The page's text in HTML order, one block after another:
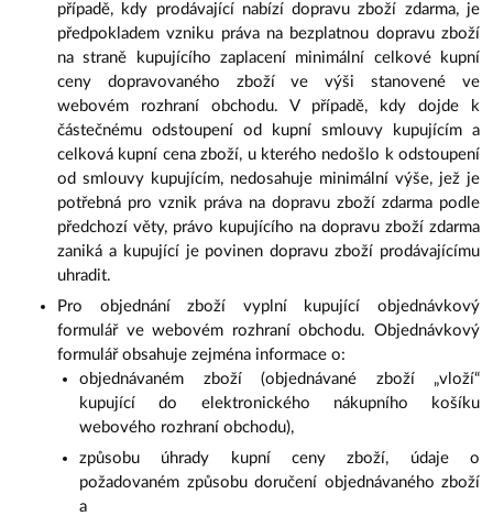
případě, kdy prodávající nabízí dopravu zboží zdarma, je
předpokladem vzniku práva na bezplatnou dopravu zboží
na straně kupujícího zaplacení minimální celkové kupní
ceny dopravovaného zboží ve výši stanovené ve
webovém rozhraní obchodu. V případě, kdy dojde k
částečnému odstoupení od kupní smlouvy kupujícím a
celková kupní cena zboží, u kterého nedošlo k odstoupení
od smlouvy kupujícím, nedosahuje minimální výše, jež je
potřebná pro vznik práva na dopravu zboží zdarma podle
předchozí věty, právo kupujícího na dopravu zboží zdarma
zaniká a kupující je povinen dopravu zboží prodávajícímu
uhradit.
Pro objednání zboží vyplní kupující objednávkový
formulář ve webovém rozhraní obchodu. Objednávkový
formulář obsahuje zejména informace o:
objednávaném zboží (objednávané zboží „vloží“
kupující do elektronického nákupního košíku
webového rozhraní obchodu),
způsobu úhrady kupní ceny zboží, údaje o
požadovaném způsobu doručení objednávaného zboží
a